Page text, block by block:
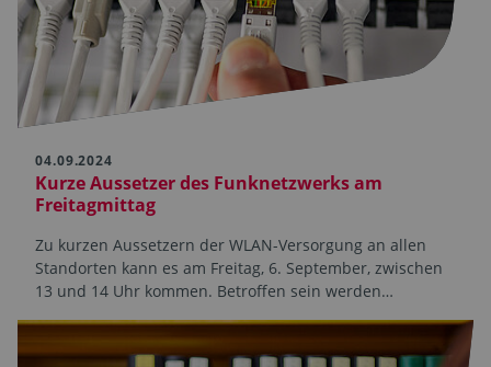
04.09.2024
Kurze Aussetzer des Funknetzwerks am
Freitagmittag
Zu kurzen Aussetzern der WLAN-Versorgung an allen
Standorten kann es am Freitag, 6. September, zwischen
13 und 14 Uhr kommen. Betroffen sein werden…